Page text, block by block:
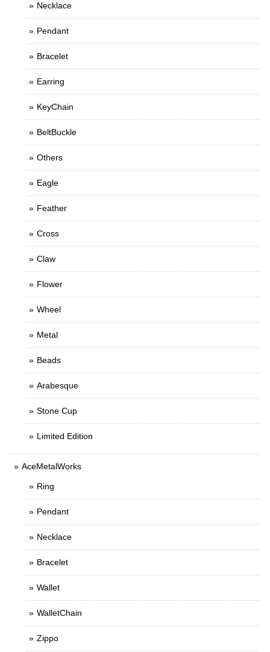
Necklace
Pendant
Bracelet
Earring
KeyChain
BeltBuckle
Others
Eagle
Feather
Cross
Claw
Flower
Wheel
Metal
Beads
Arabesque
Stone Cup
Limited Edition
AceMetalWorks
Ring
Pendant
Necklace
Bracelet
Wallet
WalletChain
Zippo